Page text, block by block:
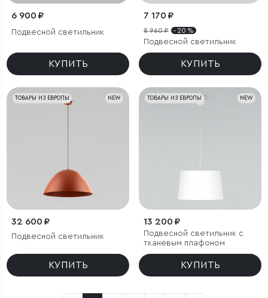
6 900 ₽
Подвесной светильник
КУПИТЬ
7 170 ₽
8 960 ₽ - 20 %
Подвесной светильник
КУПИТЬ
NEW
ТОВАРЫ ИЗ ЕВРОПЫ
32 600 ₽
Подвесной светильник
КУПИТЬ
NEW
ТОВАРЫ ИЗ ЕВРОПЫ
13 200 ₽
Подвесной светильник с
тканевым плафоном
КУПИТЬ